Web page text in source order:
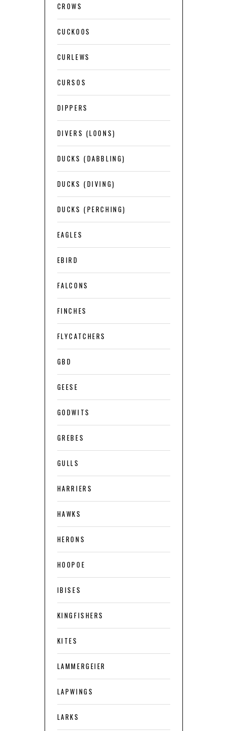
CROWS
CUCKOOS
CURLEWS
CURSOS
DIPPERS
DIVERS (LOONS)
DUCKS (DABBLING)
DUCKS (DIVING)
DUCKS (PERCHING)
EAGLES
EBIRD
FALCONS
FINCHES
FLYCATCHERS
GBD
GEESE
GODWITS
GREBES
GULLS
HARRIERS
HAWKS
HERONS
HOOPOE
IBISES
KINGFISHERS
KITES
LAMMERGEIER
LAPWINGS
LARKS